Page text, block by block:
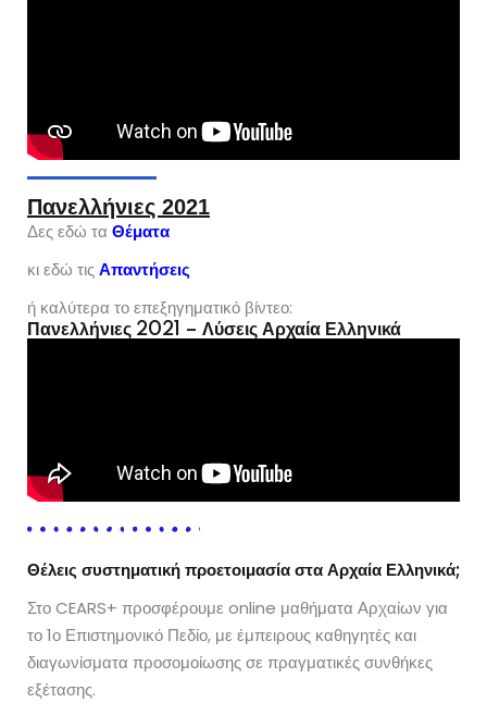
Πανελλήνιες 2021
Δες εδώ τα Θέματα
κι εδώ τιςΑπαντήσεις
ή καλύτερα το επεξηγηματικό βίντεο:
Πανελλήνιες 2021 – Λύσεις Αρχαία Ελληνικά
Θέλεις συστηματική προετοιμασία στα Αρχαία Ελληνικά;
Στο CEARS+ προσφέρουμε online μαθήματα Αρχαίων για
το 1ο Επιστημονικό Πεδίο, με έμπειρους καθηγητές και
διαγωνίσματα προσομοίωσης σε πραγματικές συνθήκες
εξέτασης.